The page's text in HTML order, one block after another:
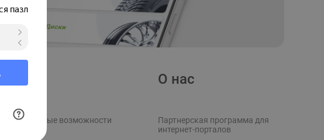
Рекламные возможности
О нас
Партнерская программа для
интернет-порталов